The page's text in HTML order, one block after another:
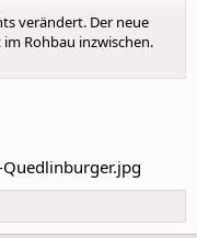
verändert. Der neue
Rohbau inzwischen.